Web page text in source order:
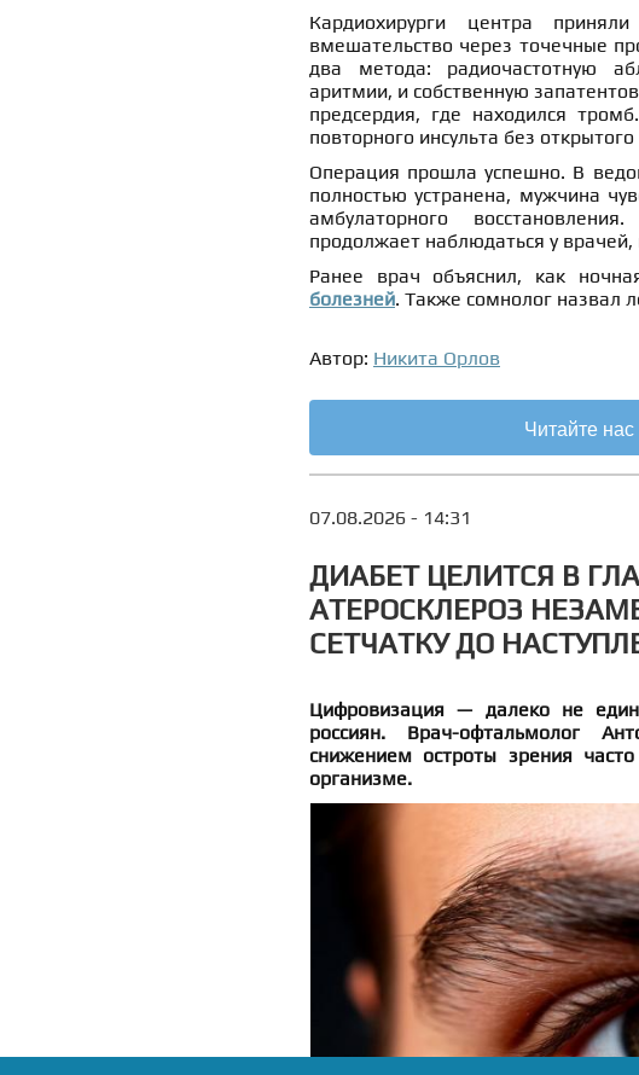
Кардиохирурги центра
вмешательство через точечные
два метода: радиочастотную
аритмии, и собственную
предсердия, где находился
повторного инсульта без
Операция прошла успешно. В
полностью устранена, мужчина
амбулаторного
продолжает наблюдаться у врачей,
Ранее врач объяснил, как
болезней. Также сомнолог назвал
Автор: Никита Орлов
Читайте
07.08.2026 - 14:31
ДИАБЕТ ЦЕЛИТСЯ В
АТЕРОСКЛЕРОЗ
СЕТЧАТКУ ДО
Цифровизация — далеко не
россиян. Врач-офтальмолог
снижением остроты зрения
организме.